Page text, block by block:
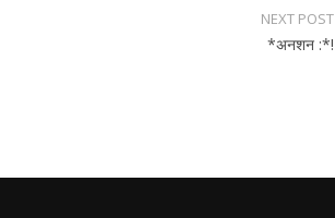
NEXT POST
*अनशन :*!